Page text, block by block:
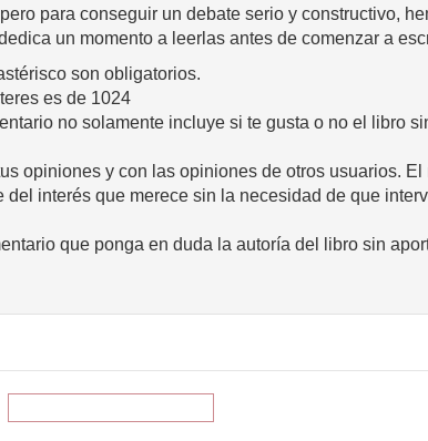
para conseguir un debate serio y constructivo,
un momento a leerlas antes de comenzar a
son obligatorios.
es de 1024
no solamente incluye si te gusta o no el libro
opiniones y con las opiniones de otros usuarios. El
del interés que merece sin la necesidad de que
que ponga en duda la autoría del libro sin